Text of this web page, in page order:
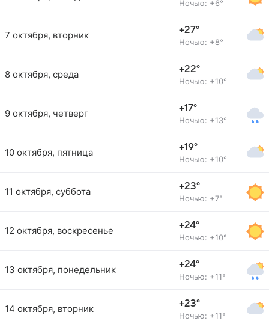
Ночью: +6°
7 октября, вторник +27°
Ночью: +8°
8 октября, среда +22°
Ночью: +10°
9 октября, четверг +17°
Ночью: +13°
10 октября, пятница +19°
Ночью: +10°
11 октября, суббота +23°
Ночью: +7°
12 октября, воскресенье +24°
Ночью: +10°
13 октября, понедельник +24°
Ночью: +11°
14 октября, вторник +23°
Ночью: +11°